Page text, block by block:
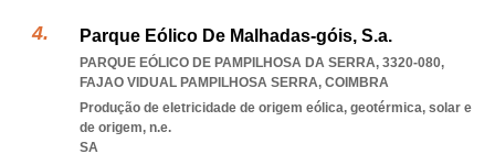
Parque Eólico De Malhadas-góis, S.a.
PARQUE EÓLICO DE PAMPILHOSA DA SERRA, 3320-080,
FAJAO VIDUAL PAMPILHOSA SERRA, COIMBRA
Produção de eletricidade de origem eólica, geotérmica, solar e
de origem, n.e.
SA